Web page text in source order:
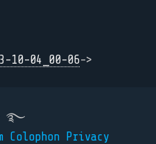
10-04_00-06->
࿐
Colophon Privacy